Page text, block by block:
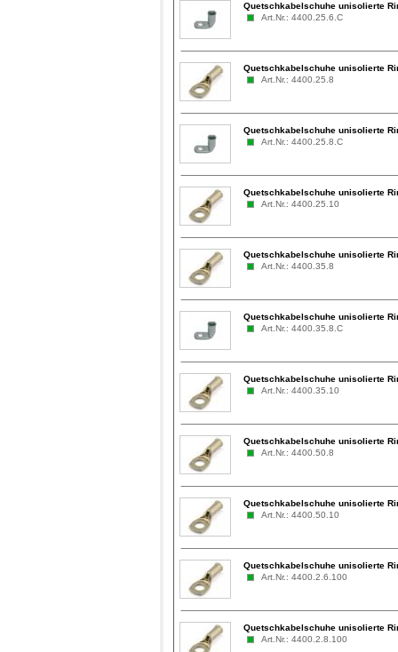
Quetschkabelschuhe unisolierte
Art.Nr.: 4400.25.6.C
Quetschkabelschuhe unisolierte
Art.Nr.: 4400.25.8
Quetschkabelschuhe unisolierte
Art.Nr.: 4400.25.8.C
Quetschkabelschuhe unisolierte
Art.Nr.: 4400.25.10
Quetschkabelschuhe unisolierte
Art.Nr.: 4400.35.8
Quetschkabelschuhe unisolierte
Art.Nr.: 4400.35.8.C
Quetschkabelschuhe unisolierte
Art.Nr.: 4400.35.10
Quetschkabelschuhe unisolierte
Art.Nr.: 4400.50.8
Quetschkabelschuhe unisolierte
Art.Nr.: 4400.50.10
Quetschkabelschuhe unisolierte
Art.Nr.: 4400.2.6.100
Quetschkabelschuhe unisolierte
Art.Nr.: 4400.2.8.100